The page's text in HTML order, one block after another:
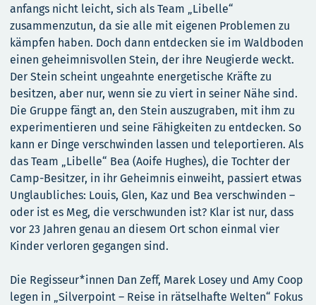
anfangs nicht leicht, sich als Team „Libelle“
zusammenzutun, da sie alle mit eigenen Problemen zu
kämpfen haben. Doch dann entdecken sie im Waldboden
einen geheimnisvollen Stein, der ihre Neugierde weckt.
Der Stein scheint ungeahnte energetische Kräfte zu
besitzen, aber nur, wenn sie zu viert in seiner Nähe sind.
Die Gruppe fängt an, den Stein auszugraben, mit ihm zu
experimentieren und seine Fähigkeiten zu entdecken. So
kann er Dinge verschwinden lassen und teleportieren. Als
das Team „Libelle“ Bea (Aoife Hughes), die Tochter der
Camp-Besitzer, in ihr Geheimnis einweiht, passiert etwas
Unglaubliches: Louis, Glen, Kaz und Bea verschwinden –
oder ist es Meg, die verschwunden ist? Klar ist nur, dass
vor 23 Jahren genau an diesem Ort schon einmal vier
Kinder verloren gegangen sind.
Die Regisseur*innen Dan Zeff, Marek Losey und Amy Coop
legen in „Silverpoint – Reise in rätselhafte Welten“ Fokus